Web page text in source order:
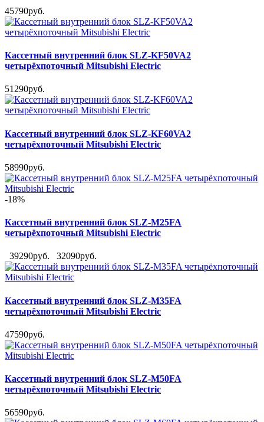
45790руб.
Кассетный внутренний блок SLZ-KF50VA2
четырёхпоточный Mitsubishi Electric
51290руб.
Кассетный внутренний блок SLZ-KF60VA2
четырёхпоточный Mitsubishi Electric
58990руб.
-18%
Кассетный внутренний блок SLZ-M25FA
четырёхпоточный Mitsubishi Electric
39290руб. 32090руб.
Кассетный внутренний блок SLZ-M35FA
четырёхпоточный Mitsubishi Electric
47590руб.
Кассетный внутренний блок SLZ-M50FA
четырёхпоточный Mitsubishi Electric
56590руб.